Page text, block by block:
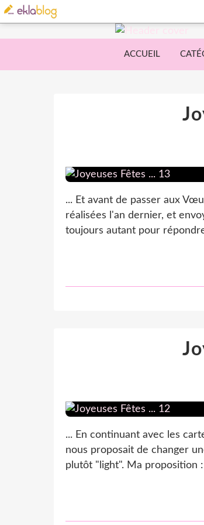
ACCUEIL
... Et avant de passer aux
réalisées l'an dernier, et
toujours autant pour
... En continuant avec les
nous proposait de changer
plutôt "light". Ma proposition